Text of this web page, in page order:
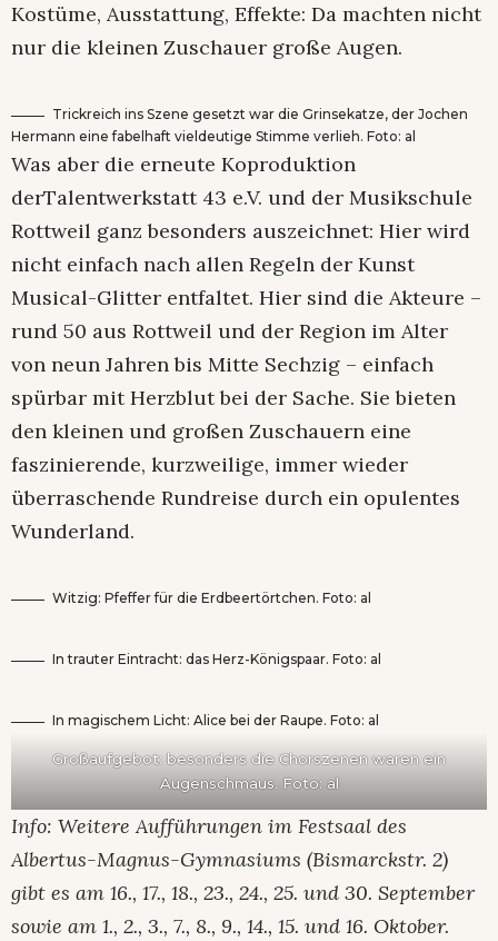
Kostüme, Ausstattung, Effekte: Da machten nicht
nur die kleinen Zuschauer große Augen.
Trickreich ins Szene gesetzt war die Grinsekatze, der Jochen
Hermann eine fabelhaft vieldeutige Stimme verlieh. Foto: al
Was aber die erneute Koproduktion
derTalentwerkstatt 43 e.V. und der Musikschule
Rottweil ganz besonders auszeichnet: Hier wird
nicht einfach nach allen Regeln der Kunst
Musical-Glitter entfaltet. Hier sind die Akteure –
rund 50 aus Rottweil und der Region im Alter
von neun Jahren bis Mitte Sechzig – einfach
spürbar mit Herzblut bei der Sache. Sie bieten
den kleinen und großen Zuschauern eine
faszinierende, kurzweilige, immer wieder
überraschende Rundreise durch ein opulentes
Wunderland.
Witzig: Pfeffer für die Erdbeertörtchen. Foto: al
In trauter Eintracht: das Herz-Königspaar. Foto: al
In magischem Licht: Alice bei der Raupe. Foto: al
Großaufgebot: besonders die Chorszenen waren ein
Augenschmaus. Foto: al
Info: Weitere Aufführungen im Festsaal des
Albertus-Magnus-Gymnasiums (Bismarckstr. 2)
gibt es am 16., 17., 18., 23., 24., 25. und 30. September
sowie am 1., 2., 3., 7., 8., 9., 14., 15. und 16. Oktober.